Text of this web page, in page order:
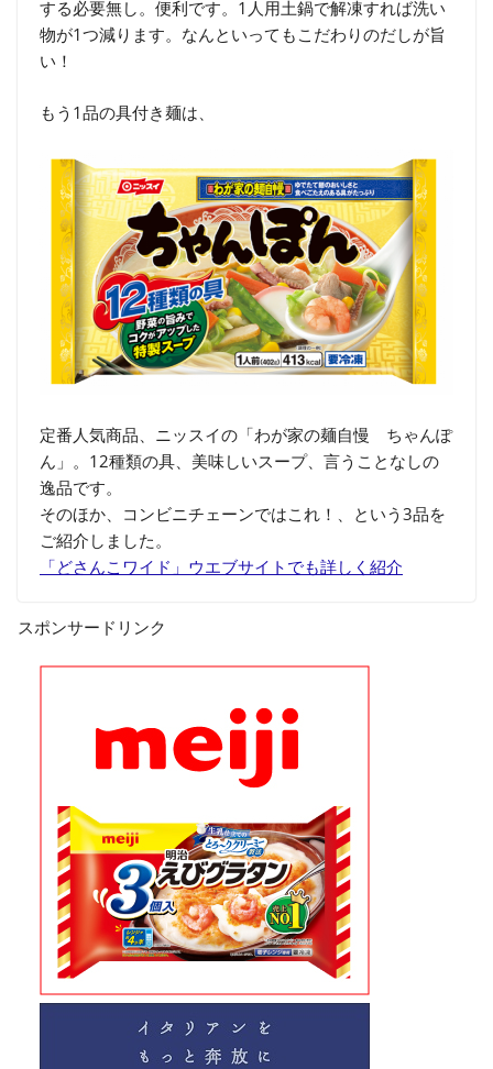
する必要無し。便利です。1人用土鍋で解凍すれば洗い
物が1つ減ります。なんといってもこだわりのだしが旨
い！
もう1品の具付き麺は、
定番人気商品、ニッスイの「わが家の麺自慢 ちゃんぽ
ん」。12種類の具、美味しいスープ、言うことなしの
逸品です。
そのほか、コンビニチェーンではこれ！、という3品を
ご紹介しました。
「どさんこワイド」ウエブサイトでも詳しく紹介
スポンサードリンク